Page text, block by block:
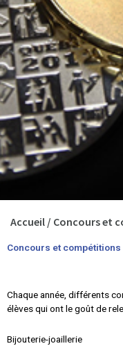
Accueil / Concours et
Concours et compétitions
Chaque année, différents
élèves qui ont le goût de
Bijouterie-joaillerie